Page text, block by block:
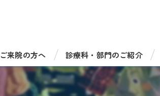
ご来院の方へ
外来受診について
診療科・部門のご紹介
総合診療科（一般内科）